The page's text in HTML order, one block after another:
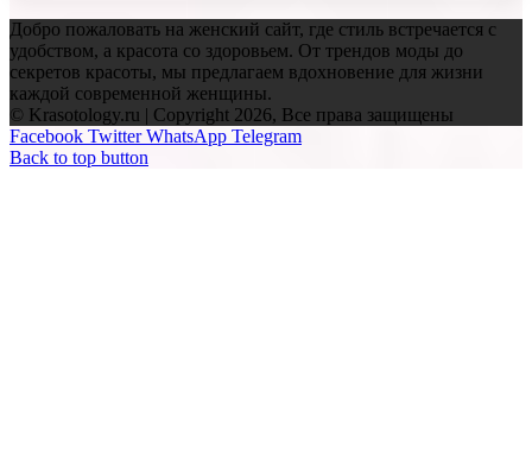
Добро пожаловать на женский сайт, где стиль встречается с
удобством, а красота со здоровьем. От трендов моды до
секретов красоты, мы предлагаем вдохновение для жизни
каждой современной женщины.
© Krasotology.ru | Copyright 2026, Все права защищены
Facebook Twitter WhatsApp Telegram
Back to top button